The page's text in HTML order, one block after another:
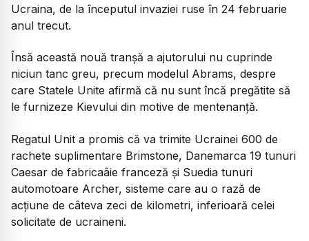
Ucraina, de la începutul invaziei ruse în 24 februarie
anul trecut.
Însă această nouă tranşă a ajutorului nu cuprinde
niciun tanc greu, precum modelul Abrams, despre
care Statele Unite afirmă că nu sunt încă pregătite să
le furnizeze Kievului din motive de mentenanţă.
Regatul Unit a promis că va trimite Ucrainei 600 de
rachete suplimentare Brimstone, Danemarca 19 tunuri
Caesar de fabricaâie franceză şi Suedia tunuri
automotoare Archer, sisteme care au o rază de
acţiune de câteva zeci de kilometri, inferioară celei
solicitate de ucraineni.